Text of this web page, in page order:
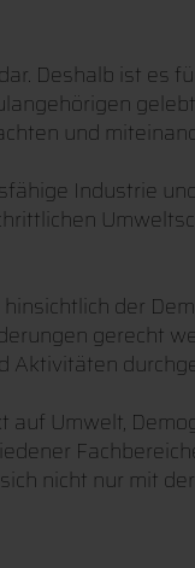
Deshalb ist es
und
Industrie
der
gerecht
Aktivitäten
Umwelt,
nicht nur mit